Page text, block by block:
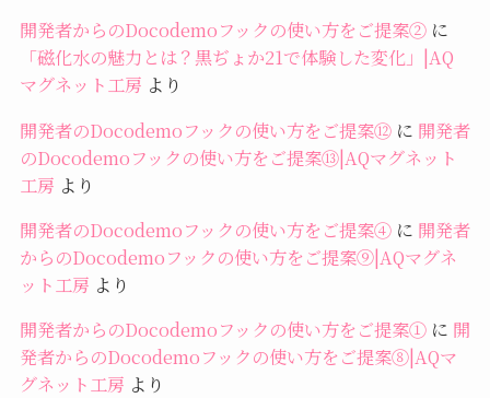
開発者からのDocodemoフックの使い方をご提案②に
「磁化水の魅力とは？黒ぢょか21で体験した変化」|AQ
マグネット工房 より
開発者のDocodemoフックの使い方をご提案⑫に 開発者
のDocodemoフックの使い方をご提案⑬|AQマグネット
工房 より
開発者のDocodemoフックの使い方をご提案④に 開発者
からのDocodemoフックの使い方をご提案⑨|AQマグネ
ット工房 より
開発者からのDocodemoフックの使い方をご提案①に 開
発者からのDocodemoフックの使い方をご提案⑧|AQマ
グネット工房 より